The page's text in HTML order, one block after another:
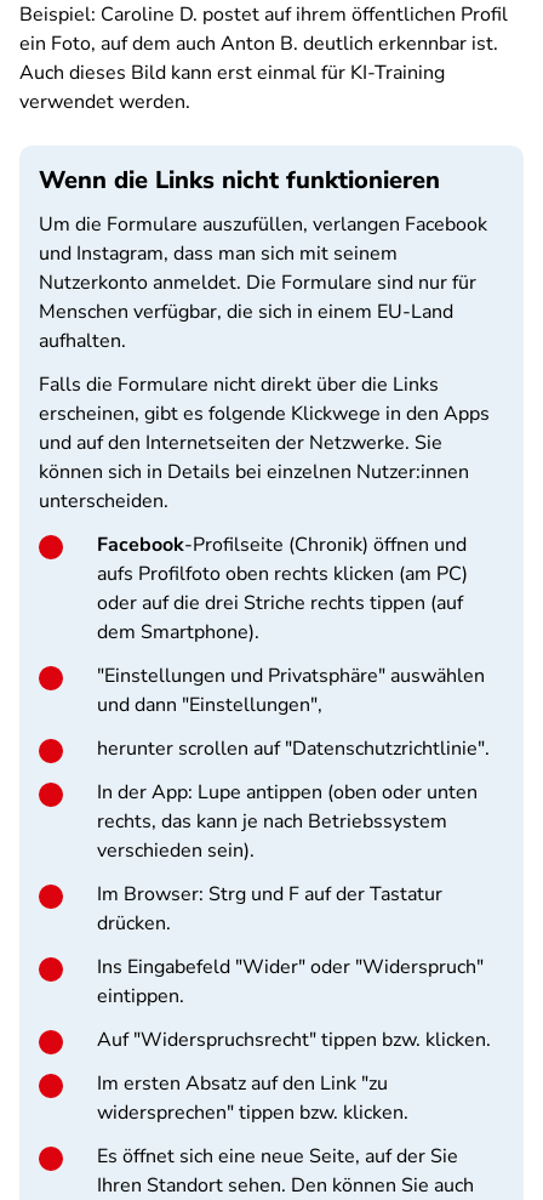
Beispiel: Caroline D. postet auf ihrem öffentlichen Profil
ein Foto, auf dem auch Anton B. deutlich erkennbar ist.
Auch dieses Bild kann erst einmal für KI-Training
verwendet werden.
Wenn die Links nicht funktionieren
Um die Formulare auszufüllen, verlangen Facebook
und Instagram, dass man sich mit seinem
Nutzerkonto anmeldet. Die Formulare sind nur für
Menschen verfügbar, die sich in einem EU-Land
aufhalten.
Falls die Formulare nicht direkt über die Links
erscheinen, gibt es folgende Klickwege in den Apps
und auf den Internetseiten der Netzwerke. Sie
können sich in Details bei einzelnen Nutzer:innen
unterscheiden.
Facebook-Profilseite (Chronik) öffnen und
aufs Profilfoto oben rechts klicken (am PC)
oder auf die drei Striche rechts tippen (auf
dem Smartphone).
"Einstellungen und Privatsphäre" auswählen
und dann "Einstellungen",
herunter scrollen auf "Datenschutzrichtlinie".
In der App: Lupe antippen (oben oder unten
rechts, das kann je nach Betriebssystem
verschieden sein).
Im Browser: Strg und F auf der Tastatur
drücken.
Ins Eingabefeld "Wider" oder "Widerspruch"
eintippen.
Auf "Widerspruchsrecht" tippen bzw. klicken.
Im ersten Absatz auf den Link "zu
widersprechen" tippen bzw. klicken.
Es öffnet sich eine neue Seite, auf der Sie
Ihren Standort sehen. Den können Sie auch